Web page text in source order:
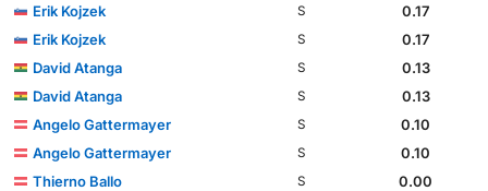
Erik Kojzek
S
0.17
Erik Kojzek
S
0.17
David Atanga
S
0.13
David Atanga
S
0.13
Angelo Gattermayer
S
0.10
Angelo Gattermayer
S
0.10
Thierno Ballo
S
0.00